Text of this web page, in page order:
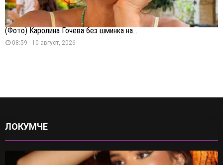
(Фото) Каролина Гочева без шминка на...
08:59 - 10 август, 2026
ЛОКУМЧЕ